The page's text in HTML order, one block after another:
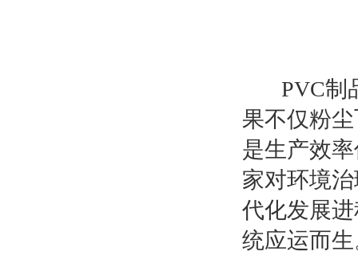
PVC制品
果不仅粉
是生产效
家对环境
代化发展
统应运而